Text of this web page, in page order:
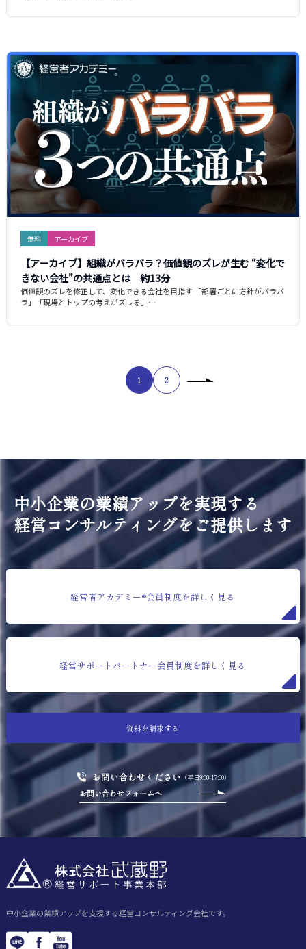
無料 アーカイブ
【アーカイブ】組織がバラバラ？価値観のズレが生む “変化で
きない会社”の共通点とは 約13分
価値観のズレを修正して、変化できる会社を目指す 「部署ごとに方針がバラバ
ラ」「現場とトップの考えがズレる」…
1 2
中小企業の業績アップを実現する
経営コンサルティングをご提供します
資料を請求する
お問い合わせください （平日9:00-17:00）
お問い合わせフォームへ
経営者アカデミー®会員制度を詳しく見る
経営サポートパートナー会員制度を詳しく見る
中小企業の業績アップを支援する経営コンサルティング会社です。